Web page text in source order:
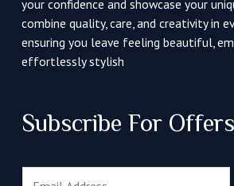
your confidence and showcase your
combine quality, care, and creativity in
ensuring you leave feeling beautiful,
effortlessly stylish
Subscribe For Offers